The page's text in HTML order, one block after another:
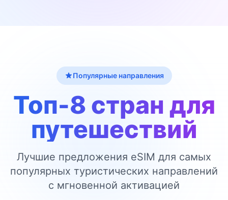
Популярные направления
Топ-8 стран для
путешествий
Лучшие предложения eSIM для самых
популярных туристических направлений
с мгновенной активацией